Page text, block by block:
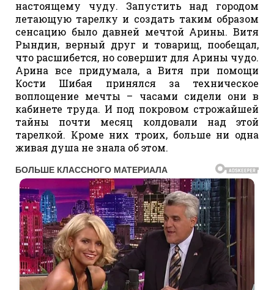
настоящему чуду. Запустить над городом
летающую тарелку и создать таким образом
сенсацию было давней мечтой Арины. Витя
Рындин, верный друг и товарищ, пообещал,
что расшибется, но совершит для Арины чудо.
Арина все придумала, а Витя при помощи
Кости Шибая принялся за техническое
воплощение мечты – часами сидели они в
кабинете труда. И под покровом строжайшей
тайны почти месяц колдовали над этой
тарелкой. Кроме них троих, больше ни одна
живая душа не знала об этом.